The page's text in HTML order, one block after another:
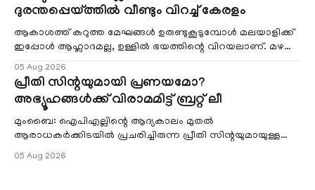
ദുരന്തപ്പെയ്ത്തിൽ വീണ്ടും വിറച്ച് കേരളം
ആകാശത്ത് കറുത്ത മേഘങ്ങൾ ഉരുണ്ടുകൂടുമ്പോൾ മലയാളിക്ക്
ഇപ്പോൾ ആഹ്ലാദമല്ല, ഉള്ളിൽ ഭയത്തിന്റെ വിറയലാണ്. മഴ
05 Aug 2026
പ്രീതി സിന്റയുമായി പ്രണയമോ?
അഭ്യൂഹങ്ങൾക്ക് വിരാമമിട്ട് ബ്രറ്റ് ലീ
മുംബൈ: ഐപിഎല്ലിന്റെ ആദ്യകാലം മുതൽ
ആരാധകർക്കിടയിൽ പ്രചരിച്ചിരുന്ന പ്രീതി സിന്റയുമായുള്ള
05 Aug 2026